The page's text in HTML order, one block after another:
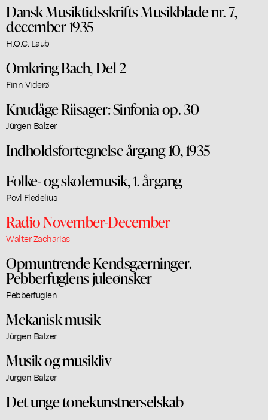
Dansk Musiktidsskrifts Musikblade nr. 7,
december 1935
H.O.C. Laub
Omkring Bach, Del 2
Finn Viderø
Knudåge Riisager: Sinfonia op. 30
Jürgen Balzer
Indholdsfortegnelse årgang 10, 1935
Folke- og skolemusik, 1. årgang
Povl Fledelius
Radio November-December
Walter Zacharias
Opmuntrende Kendsgærninger.
Pebberfuglens juleønsker
Pebberfuglen
Mekanisk musik
Jürgen Balzer
Musik og musikliv
Jürgen Balzer
Det unge tonekunstnerselskab